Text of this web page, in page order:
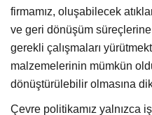
firmamız, oluşabilecek
ve geri dönüşüm
gerekli çalışmaları
malzemelerinin mümkün
dönüştürülebilir olmasına
Çevre politikamız yalnızca